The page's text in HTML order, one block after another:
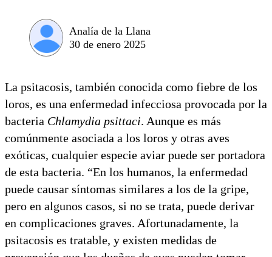
Analía de la Llana
30 de enero 2025
La psitacosis, también conocida como fiebre de los
loros, es una enfermedad infecciosa provocada por la
bacteria Chlamydia psittaci. Aunque es más
comúnmente asociada a los loros y otras aves
exóticas, cualquier especie aviar puede ser portadora
de esta bacteria. “En los humanos, la enfermedad
puede causar síntomas similares a los de la gripe,
pero en algunos casos, si no se trata, puede derivar
en complicaciones graves. Afortunadamente, la
psitacosis es tratable, y existen medidas de